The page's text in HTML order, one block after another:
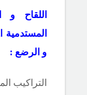
اللقاح و
المستدمية
و الرضع :
التراكيب